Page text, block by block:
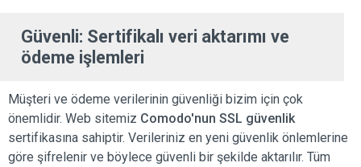
Güvenli: Sertifikalı veri aktarımı ve
ödeme işlemleri
Müşteri ve ödeme verilerinin güvenliği bizim için çok
önemlidir. Web sitemiz Comodo'nun SSL güvenlik
sertifikasına sahiptir. Verileriniz en yeni güvenlik önlemlerine
göre şifrelenir ve böylece güvenli bir şekilde aktarılır. Tüm